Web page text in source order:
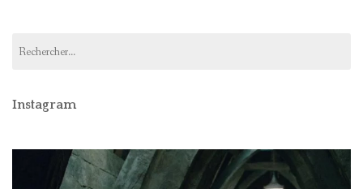
Instagram